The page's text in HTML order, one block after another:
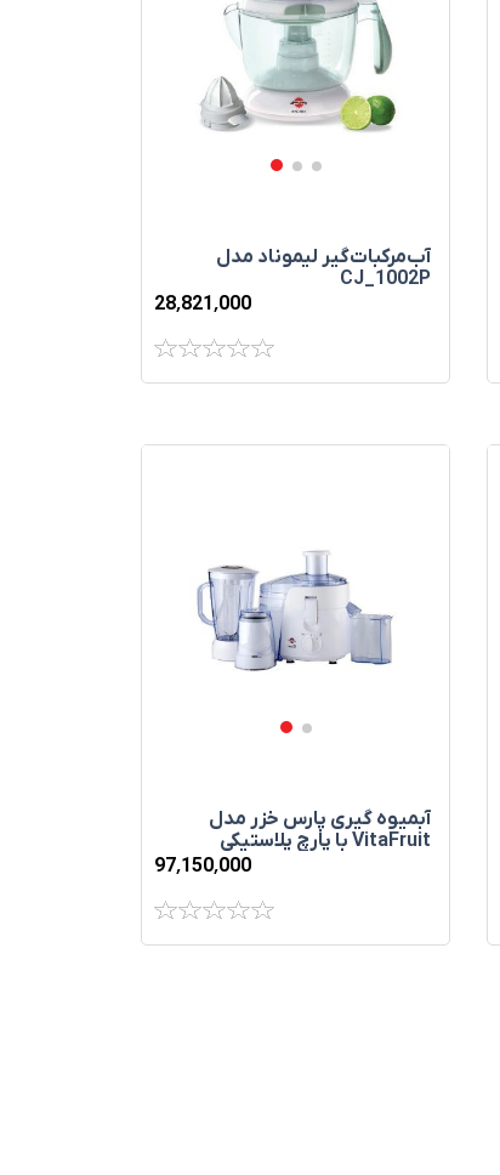
آب‌مرکبات‌گير ليموناد مدل
CJ_1002P
28٬821٬000
آبمیوه گیری پارس خزر مدل
VitaFruit با پارچ پلاستیکی
97٬150٬000